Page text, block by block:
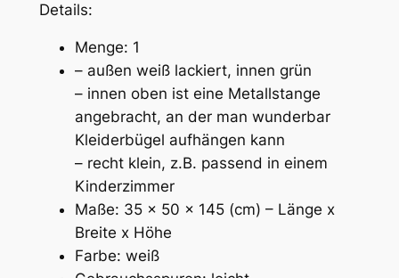
Details:
Menge: 1
– außen weiß lackiert, innen grün
– innen oben ist eine Metallstange
angebracht, an der man wunderbar
Kleiderbügel aufhängen kann
– recht klein, z.B. passend in einem
Kinderzimmer
Maße: 35 x 50 x 145 (cm) – Länge x
Breite x Höhe
Farbe: weiß